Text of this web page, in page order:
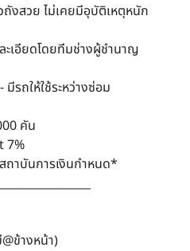
ถังสวย ไม่เคยมีอุบัติเหตุหนัก
ะเอียดโดยทีมช่างผู้ชำนาญ
รถให้ใช้ระหว่างซ่อม
คัน
7%
ถาบันการเงินกำหนด*
ข้างหน้า)